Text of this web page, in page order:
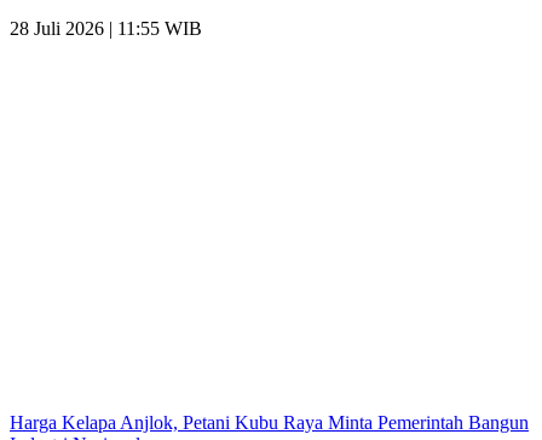
28 Juli 2026 | 11:55 WIB
Harga Kelapa Anjlok, Petani Kubu Raya Minta Pemerintah Bangun